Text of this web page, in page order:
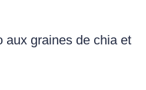
aux graines de chia et